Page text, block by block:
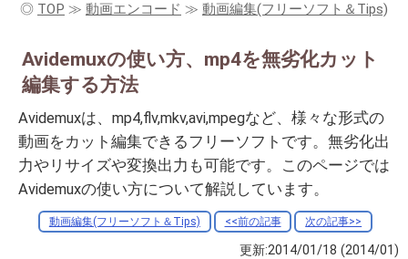
◎ TOP ≫ 動画エンコード ≫ 動画編集(フリーソフト＆Tips)
Avidemuxの使い方、mp4を無劣化カット
編集する方法
Avidemuxは、mp4,flv,mkv,avi,mpegなど、様々な形式の
動画をカット編集できるフリーソフトです。無劣化出
力やリサイズや変換出力も可能です。このページでは
Avidemuxの使い方について解説しています。
動画編集(フリーソフト＆Tips) <<前の記事 次の記事>>
更新:2014/01/18 (2014/01)